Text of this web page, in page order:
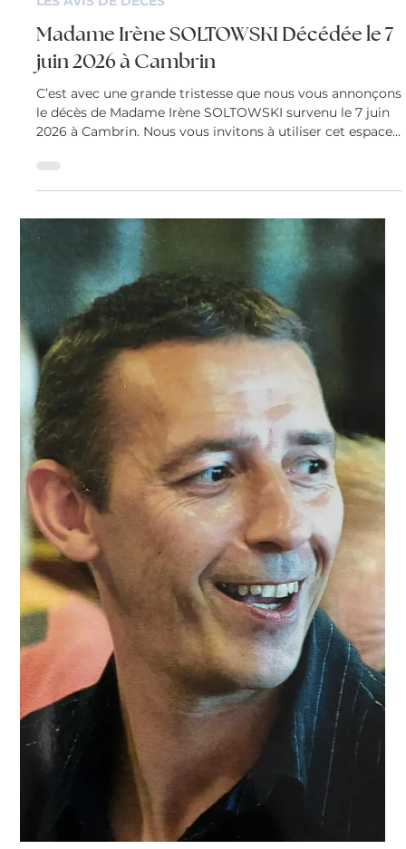
Mélissa Sauvage
9 juin
LES AVIS DE DÉCÈS
Madame Irène SOLTOWSKI Décédée le 7
juin 2026 à Cambrin
C’est avec une grande tristesse que nous vous annonçons
le décès de Madame Irène SOLTOWSKI survenu le 7 juin
2026 à Cambrin. Nous vous invitons à utiliser cet espace
pour laisser vos condoléances, partager des photos
souvenirs, une anecdote ou exprimer vos pensées à
travers des poèmes ou des textes.